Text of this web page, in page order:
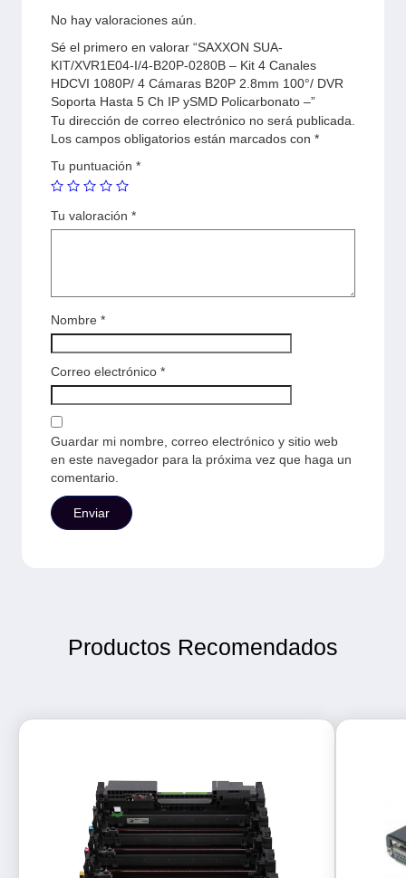
No hay valoraciones aún.
Sé el primero en valorar “SAXXON SUA-
KIT/XVR1E04-I/4-B20P-0280B – Kit 4 Canales
HDCVI 1080P/ 4 Cámaras B20P 2.8mm 100°/ DVR
Soporta Hasta 5 Ch IP ySMD Policarbonato –”
Tu dirección de correo electrónico no será publicada.
Los campos obligatorios están marcados con *
Tu puntuación *
Tu valoración *
Nombre *
Correo electrónico *
Guardar mi nombre, correo electrónico y sitio web
en este navegador para la próxima vez que haga un
comentario.
Productos Recomendados